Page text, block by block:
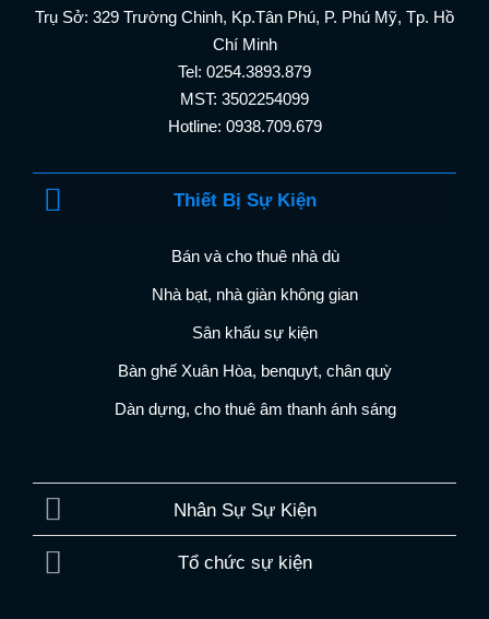
Trụ Sở: 329 Trường Chinh, Kp.Tân Phú, P. Phú Mỹ, Tp. Hồ
Chí Minh
Tel: 0254.3893.879
MST: 3502254099
Hotline: 0938.709.679
Thiết Bị Sự Kiện
Bán và cho thuê nhà dù
Nhà bạt, nhà giàn không gian
Sân khấu sự kiện
Bàn ghế Xuân Hòa, benquyt, chân quỳ
Dàn dựng, cho thuê âm thanh ánh sáng
Nhân Sự Sự Kiện
Tổ chức sự kiện